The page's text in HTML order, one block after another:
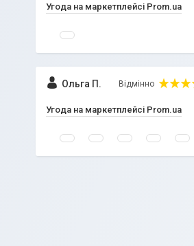
Угода на маркетплейсі Prom.ua
Ольга П. Відмінно
Угода на маркетплейсі Prom.ua